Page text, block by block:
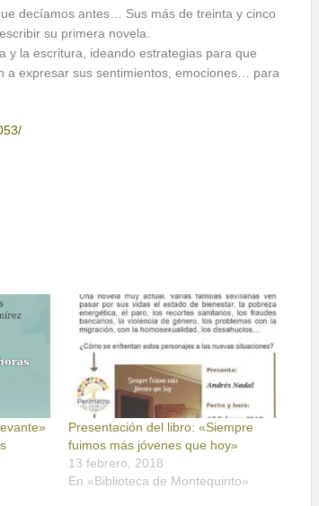
decíamos antes… Sus más de treinta y cinco
su primera novela.
y la escritura, ideando estrategias para que
expresar sus sentimientos, emociones… para
Presentación del libro: «Siempre
fuimos más jóvenes que hoy»
13 febrero, 2018
En «Biblioteca de Montequinto»